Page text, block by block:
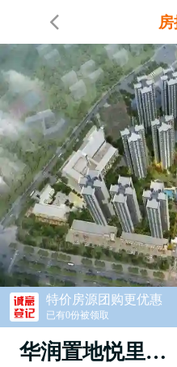
特价房源团购更优惠
已有0份被领取
华润置地悦里公馆